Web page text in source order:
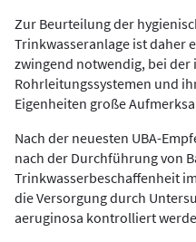
Zur Beurteilung der
Trinkwasseranlage ist daher
zwingend notwendig, bei
Rohrleitungssystemen und
Eigenheiten große
Nach der neuesten UBA-
nach der Durchführung von
Trinkwasserbeschaffenheit
die Versorgung durch
aeruginosa kontrolliert